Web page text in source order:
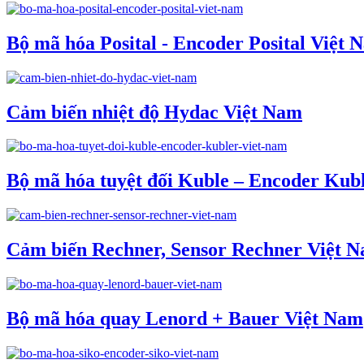
Bộ mã hóa Posital - Encoder Posital Việt
Cảm biến nhiệt độ Hydac Việt Nam
Bộ mã hóa tuyệt đối Kuble – Encoder
Cảm biến Rechner, Sensor Rechner Việt
Bộ mã hóa quay Lenord + Bauer Việt Nam